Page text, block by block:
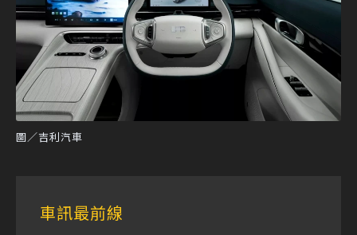
圖／吉利汽車
車訊最前線